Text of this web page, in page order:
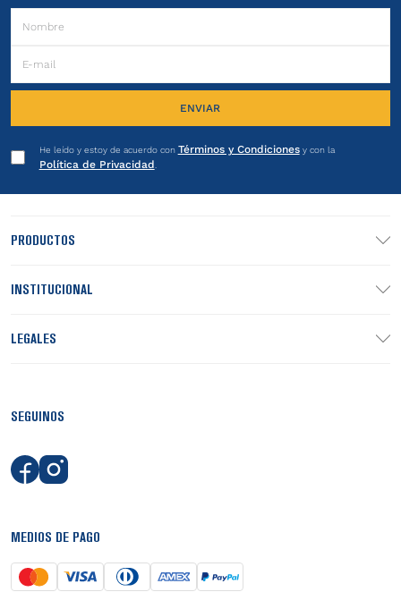
ENVIAR
He leído y estoy de acuerdo con Términos y Condicionesy con la
Política de Privacidad
PRODUCTOS
INSTITUCIONAL
LEGALES
SEGUINOS
MEDIOS DE PAGO